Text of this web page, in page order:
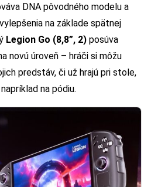
DNA pôvodného modelu a
na základe spätnej
Legion Go (8,8”, 2) posúva
novú úroveň – hráči si môžu
predstáv, či už hrajú pri stole,
na pódiu.